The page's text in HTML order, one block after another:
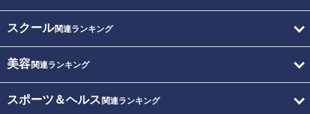
スクール関連ランキング
美容関連ランキング
スポーツ＆ヘルス 関連ランキング